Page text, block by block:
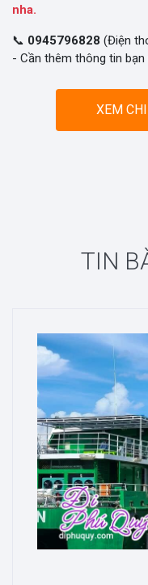
nha.
📞 0945796828 (Điện
- Cần thêm thông tin
XEM
TIN